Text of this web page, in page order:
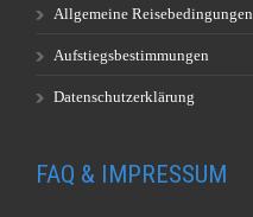
Allgemeine Reisebedingungen
Aufstiegsbestimmungen
Datenschutzerklärung
FAQ & IMPRESSUM